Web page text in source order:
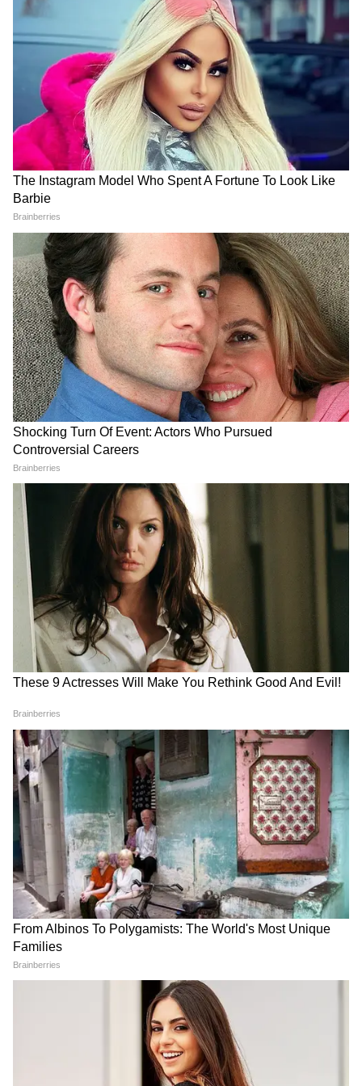
Agni Vके बाद अग्नि प्राइम का हुआ सफल परीक्षण,
परमाणु बम ले जाने में सक्षम यह मिसाइल दुनिया की
एडवांस टेक्नोलॉजी से है लैस
हिम्मत!